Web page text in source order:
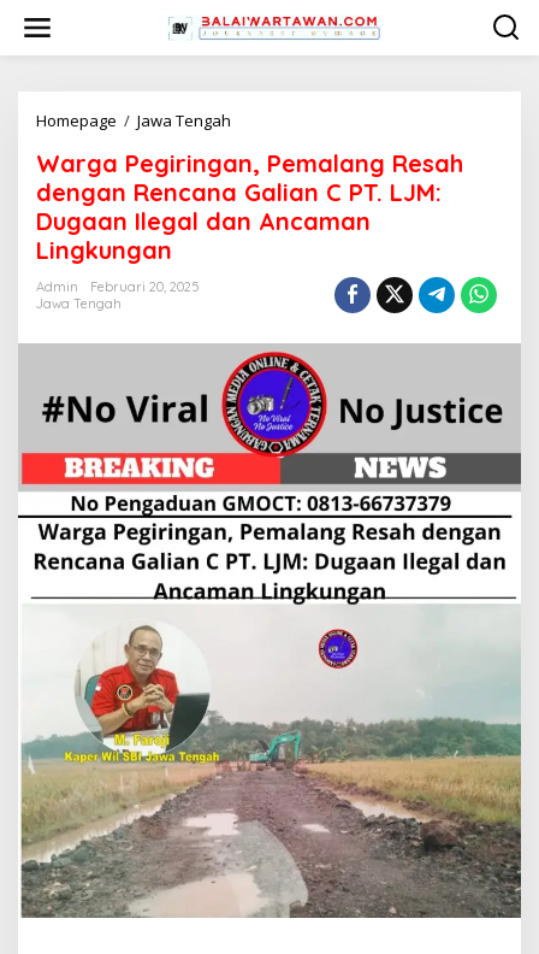
w
Homepage / Jawa Tengah
r
g
a
P
n
g
a
n
,
e
m
a
l
n
h
d
e
n
g
a
n
R
n
Warga Pegiringan, Pemalang Resah
dengan Rencana Galian C PT. LJM:
Dugaan Ilegal dan Ancaman
Lingkungan
Admin
Februari 20, 2025
Jawa Tengah